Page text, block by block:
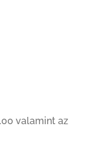
valamint az